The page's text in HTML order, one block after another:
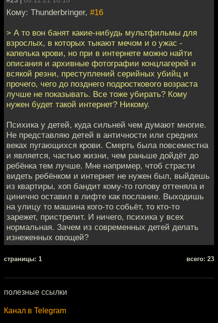
Кому: Thunderbringer, #16
> А то вон банят какие-нибудь мультфильмы для
взрослых, в которых тыкают мечом и о ужас -
капелька крови, но при в интернете можно найти
описания и архивные фотографии концлагерей и
всякой резни, преступлений серийных убийц и
прочего, чего до позднего подросткового возраста
лучше не показывать. Все тоже убирать? Кому
нужен будет такой интернет? Никому.
Психика у детей, куда сильней чем думают многие.
Не представляю детей в античности или средних
веках пугающихся крови. Смерть была повсеместна
и является, частью жизни, чем раньше дойдёт до
ребёнка тем лучше. Мне например, чтоб страсти
видеть ребёнком и интернет не нужен был, выйдешь
из квартиры, хоп бандит кому-то голову оттеняла и
цинично оставил в лифте как послание. Выходишь
на улицу то машина кого-то собьёт, то кто-то
зарежет, пристрелит. И ничего, психика у всех
нормальная. Зачем из современных детей делать
изнеженных овощей?
cтраницы: 1 всего: 23
полезные ссылки
Канал в Telegram